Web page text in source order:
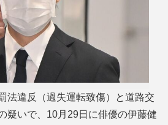
法違反（過失運転致傷）と道路交
疑いで、10月29日に俳優の伊藤健